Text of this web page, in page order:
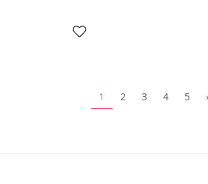
1 2 3 4 5